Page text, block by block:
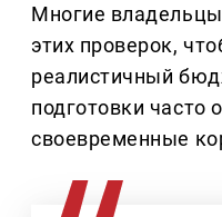
Многие
этих проверок,
реалистичный
подготовки часто
своевременные